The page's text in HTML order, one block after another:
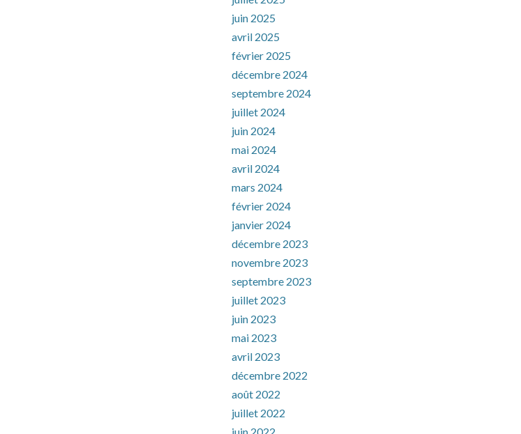
juin 2025
avril 2025
février 2025
décembre 2024
septembre 2024
juillet 2024
juin 2024
mai 2024
avril 2024
mars 2024
février 2024
janvier 2024
décembre 2023
novembre 2023
septembre 2023
juillet 2023
juin 2023
mai 2023
avril 2023
décembre 2022
août 2022
juillet 2022